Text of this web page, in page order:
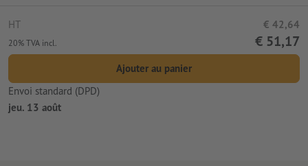
HT € 42,64
20% TVA incl. € 51,17
Ajouter au panier
Envoi standard (DPD)
jeu. 13 août